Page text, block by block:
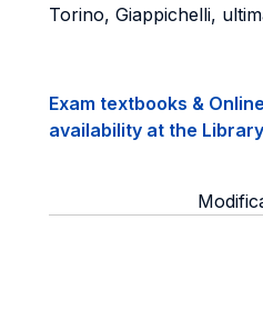
Torino, Giappichelli,
Exam textbooks &
availability at the